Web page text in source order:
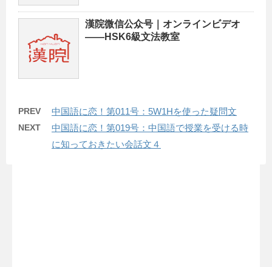
漢院微信公众号｜オンラインビデオ
——HSK6級文法教室
PREV 中国語に恋！第011号：5W1Hを使った疑問文
NEXT
中国語に恋！第019号：中国語で授業を受ける時
に知っておきたい会話文４